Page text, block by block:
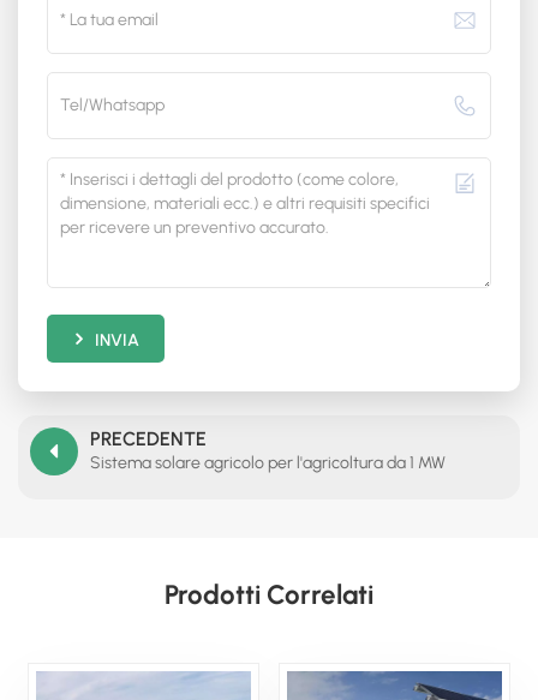
INVIA
PRECEDENTE
Sistema solare agricolo per l'agricoltura da 1 MW
Prodotti Correlati